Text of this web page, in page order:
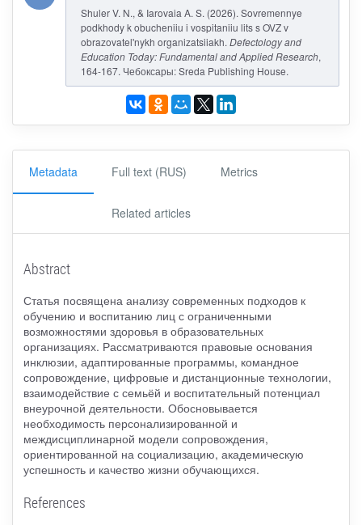
Shuler V. N., & Iarovaia A. S. (2026). Sovremennye
podkhody k obucheniiu i vospitaniiu lits s OVZ v
obrazovatel'nykh organizatsiiakh. Defectology and
Education Today: Fundamental and Applied Research,
164-167. Чебоксары: Sreda Publishing House.
Metadata Full text (RUS) Metrics
Related articles
Abstract
Статья посвящена анализу современных подходов к
обучению и воспитанию лиц с ограниченными
возможностями здоровья в образовательных
организациях. Рассматриваются правовые основания
инклюзии, адаптированные программы, командное
сопровождение, цифровые и дистанционные технологии,
взаимодействие с семьёй и воспитательный потенциал
внеурочной деятельности. Обосновывается
необходимость персонализированной и
междисциплинарной модели сопровождения,
ориентированной на социализацию, академическую
успешность и качество жизни обучающихся.
References